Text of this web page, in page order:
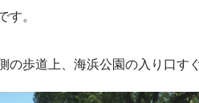
す。
の歩道上、海浜公園の入り口す